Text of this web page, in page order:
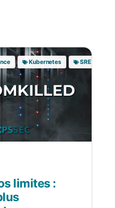
Kubernetes SRE
limites :